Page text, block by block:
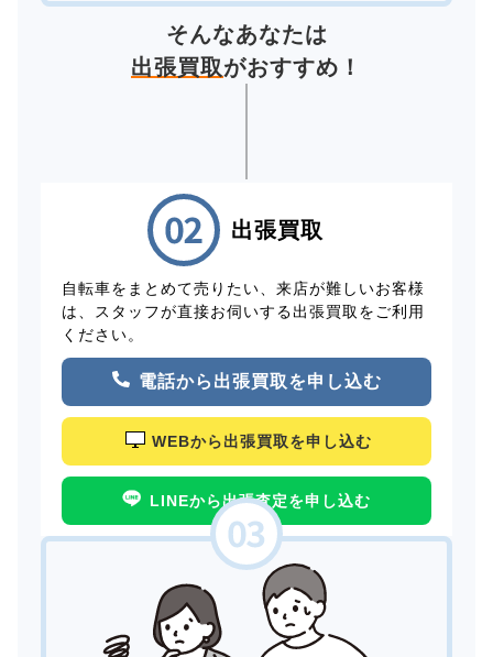
そんなあなたは
出張買取がおすすめ！
出張買取
自転車をまとめて売りたい、来店が難しいお客様
は、スタッフが直接お伺いする出張買取をご利用
ください。
電話から出張買取を申し込む
WEBから出張買取を申し込む
LINEから出張査定を申し込む